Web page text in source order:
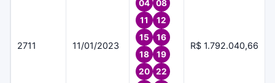
2711 11/01/2023
04
08
11
12
15
16
18
19
20
22
R$ 1.792.040,66